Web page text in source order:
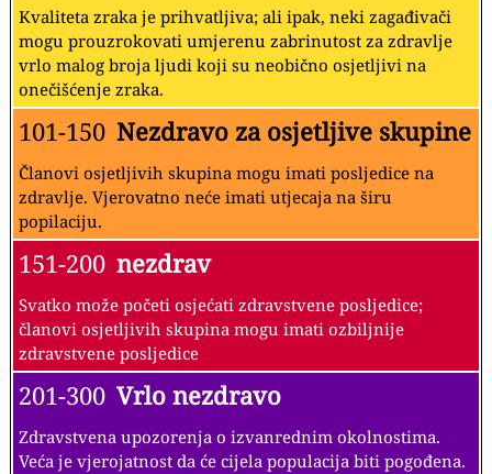
Kvaliteta zraka je prihvatljiva; ali ipak, neki zagađivači
mogu prouzrokovati umjerenu zabrinutost za zdravlje
vrlo malog broja ljudi koji su neobično osjetljivi na
onečišćenje zraka.
101-150 Nezdravo za osjetljive skupine
Članovi osjetljivih skupina mogu imati posljedice na
zdravlje. Vjerovatno neće imati utjecaja na širu
popilaciju.
151-200 nezdrav
Svatko može početi osjećati zdravstvene posljedice;
članovi osjetljivih skupina mogu imati ozbiljnije
zdravstvene posljedice
201-300 Vrlo nezdravo
Zdravstvena upozorenja o izvanrednim okolnostima.
Veća je vjerojatnost da će cijela populacija biti pogođena.